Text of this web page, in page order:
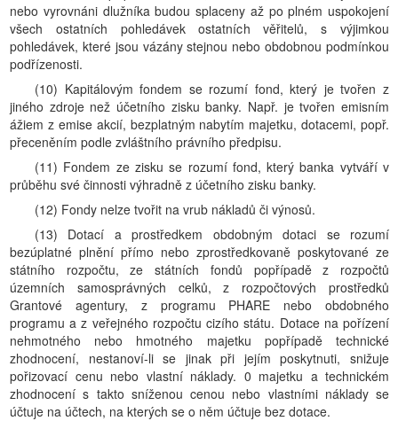
nebo vyrovnáni dlužníka budou splaceny až po plném uspokojení
všech ostatních pohledávek ostatních věřitelů, s výjimkou
pohledávek, které jsou vázány stejnou nebo obdobnou podmínkou
podřízenosti.
(10) Kapitálovým fondem se rozumí fond, který je tvořen z
jiného zdroje než účetního zisku banky. Např. je tvořen emisním
ážiem z emise akcií, bezplatným nabytím majetku, dotacemi, popř.
přeceněním podle zvláštního právního předpisu.
(11) Fondem ze zisku se rozumí fond, který banka vytváří v
průběhu své činnosti výhradně z účetního zisku banky.
(12) Fondy nelze tvořit na vrub nákladů či výnosů.
(13) Dotací a prostředkem obdobným dotaci se rozumí
bezúplatné plnění přímo nebo zprostředkovaně poskytované ze
státního rozpočtu, ze státních fondů popřípadě z rozpočtů
územních samosprávných celků, z rozpočtových prostředků
Grantové agentury, z programu PHARE nebo obdobného
programu a z veřejného rozpočtu cizího státu. Dotace na pořízení
nehmotného nebo hmotného majetku popřípadě technické
zhodnocení, nestanoví-li se jinak při jejím poskytnuti, snižuje
pořizovací cenu nebo vlastní náklady. 0 majetku a technickém
zhodnocení s takto sníženou cenou nebo vlastními náklady se
účtuje na účtech, na kterých se o něm účtuje bez dotace.